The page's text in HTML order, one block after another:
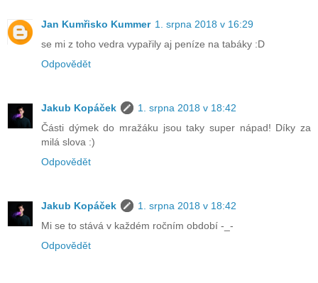
Jan Kumřisko Kummer 1. srpna 2018 v 16:29
se mi z toho vedra vypařily aj peníze na tabáky :D
Odpovědět
Jakub Kopáček
1. srpna 2018 v 18:42
Části dýmek do mražáku jsou taky super nápad! Díky za
milá slova :)
Odpovědět
Jakub Kopáček
1. srpna 2018 v 18:42
Mi se to stává v každém ročním období -_-
Odpovědět